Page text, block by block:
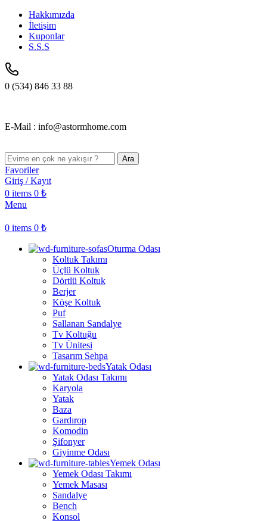
Hakkımızda
İletişim
Kuponlar
S.S.S
0 (534) 846 33 88
E-Mail : info@astormhome.com
Ara
Favoriler
Giriş / Kayıt
0 items 0 ₺
Menu
0 items 0 ₺
Oturma Odası
Koltuk Takımı
Üçlü Koltuk
Dörtlü Koltuk
Berjer
Köşe Koltuk
Puf
Sallanan Sandalye
Tv Koltuğu
Tv Ünitesi
Tasarım Sehpa
Yatak Odası
Yatak Odası Takımı
Karyola
Yatak
Baza
Gardırop
Komodin
Şifonyer
Giyinme Odası
Yemek Odası
Yemek Odası Takımı
Yemek Masası
Sandalye
Bench
Konsol